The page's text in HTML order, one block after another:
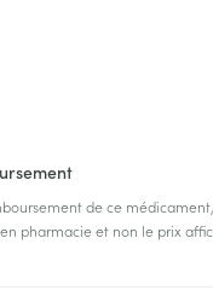
de ce
pharmacie et non le prix